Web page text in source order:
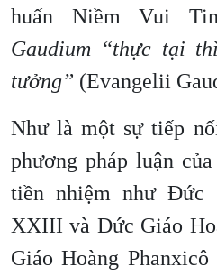
huấn Niềm Vui
Gaudium “thực tại
tưởng” (Evangelii
Như là một sự tiếp
phương pháp luận
tiền nhiệm như Đức
XXIII và Đức Giáo
Giáo Hoàng